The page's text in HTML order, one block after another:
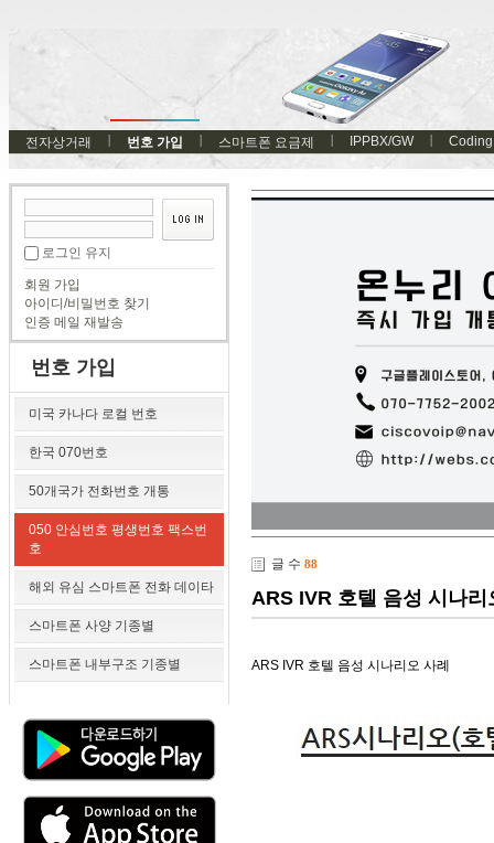
전자상거래 번호 가입 스마트폰 요금제 IPPBX/GW Coding
로그인 유지
회원 가입
아이디/비밀번호 찾기
인증 메일 재발송
번호 가입
미국 카나다 로컬 번호
한국 070번호
50개국가 전화번호 개통
050 안심번호 평생번호 팩스번
호
해외 유심 스마트폰 전화 데이타
스마트폰 사양 기종별
스마트폰 내부구조 기종별
글 수 88
ARS IVR 호텔 음성 시나리
ARS IVR 호텔 음성 시나리오 사례